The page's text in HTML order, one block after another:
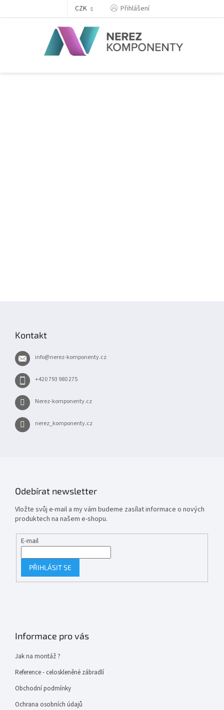
CZK Přihlášení
Kontakt
info@nerez-komponenty.cz
+420 793 980 275
Nerez-komponenty.cz
nerez_komponenty.cz
Odebírat newsletter
Vložte svůj e-mail a my vám budeme zasílat informace o nových
produktech na našem e-shopu.
E-mail
PŘIHLÁSIT SE
Informace pro vás
Jak na montáž ?
Reference - celoskleněné zábradlí
Obchodní podmínky
Ochrana osobních údajů